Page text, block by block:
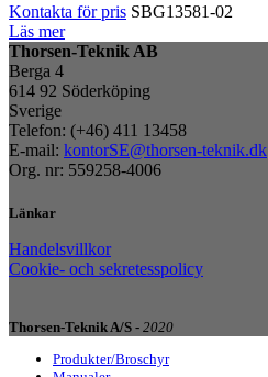
Kontakta för pris SBG13581-02
Läs mer
Thorsen-Teknik AB
Berga 4
614 92 Söderköping
Sverige
Telefon: (+46) 411 13458
E-mail: kontorSE@thorsen-teknik.dk
Org. nr: 559258-4006
Länkar
Handelsvillkor
Cookie- och sekretesspolicy
Thorsen-Teknik A/S - 2020
Produkter/Broschyr